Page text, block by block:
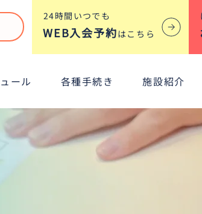
ール 各種手続き 施設紹介
​24時間いつでも
WEB入会予約はこちら